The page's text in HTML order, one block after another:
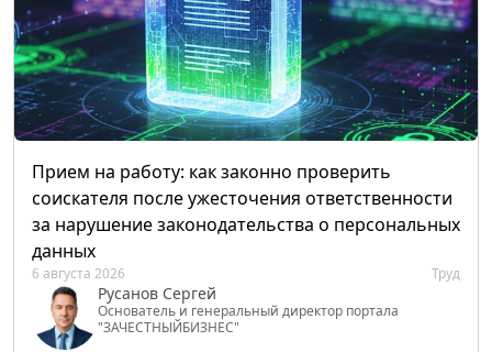
Прием на работу: как законно проверить
соискателя после ужесточения ответственности
за нарушение законодательства о персональных
данных
6 августа 2026 Труд
Русанов Сергей
Основатель и генеральный директор портала
"ЗАЧЕСТНЫЙБИЗНЕС"